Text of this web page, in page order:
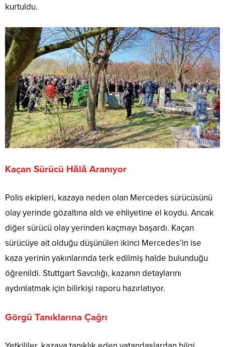
kurtuldu.
Kaçan Sürücü Hâlâ Aranıyor
Polis ekipleri, kazaya neden olan Mercedes sürücüsünü
olay yerinde gözaltına aldı ve ehliyetine el koydu. Ancak
diğer sürücü olay yerinden kaçmayı başardı. Kaçan
sürücüye ait olduğu düşünülen ikinci Mercedes’in ise
kaza yerinin yakınlarında terk edilmiş halde bulunduğu
öğrenildi. Stuttgart Savcılığı, kazanın detaylarını
aydınlatmak için bilirkişi raporu hazırlatıyor.
Görgü Tanıklarına Çağrı